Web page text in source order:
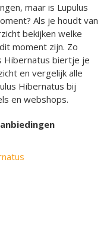
maar is Lupulus
Als je houdt van
bekijken welke
moment zijn. Zo
Hibernatus biertje je
en vergelijk alle
Hibernatus bij
en webshops.